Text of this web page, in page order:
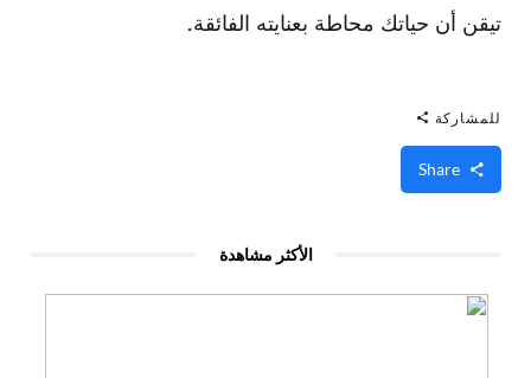
تيقن أن حياتك محاطة بعنايته الفائقة.
للمشاركة
الأكثر مشاهدة